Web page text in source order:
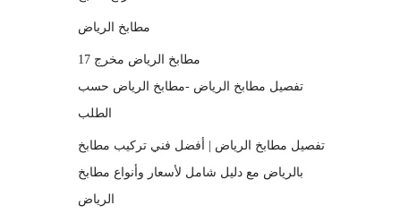
مطابخ الرياض
مطابخ الرياض مخرج 17
تفصيل مطابخ الرياض -مطابخ الرياض حسب
الطلب
تفصيل مطابخ الرياض | أفضل فني تركيب مطابخ
بالرياض مع دليل شامل لأسعار وأنواع مطابخ
الرياض